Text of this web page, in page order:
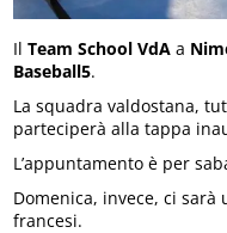
IlTeam School VdA a
Baseball5.
La squadra valdostana,
parteciperà alla tappa
L’appuntamento è per
Domenica, invece, ci
francesi.